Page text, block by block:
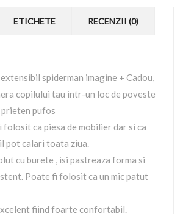
ETICHETE RECENZII (0)
spiderman imagine + Cadou,
copilului tau intr-un loc de poveste
pufos
ca piesa de mobilier dar si ca
pot calari toata ziua.
cu burete , isi pastreaza forma si
Poate fi folosit ca un mic patut
fiind foarte confortabil.